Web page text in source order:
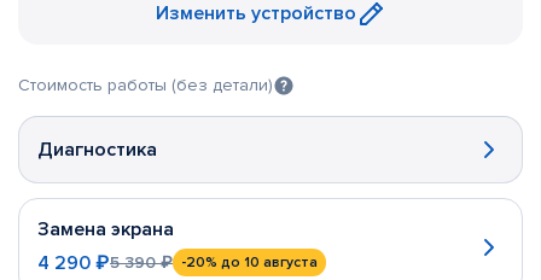
Изменить устройство
Стоимость работы (без детали)
Диагностика
Замена экрана
4 290 ₽5 390 ₽ -20% до 10 августа